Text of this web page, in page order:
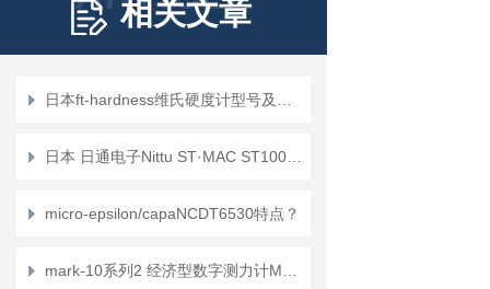
相关文章
micro-epsilon/capaNCDT6530特点？